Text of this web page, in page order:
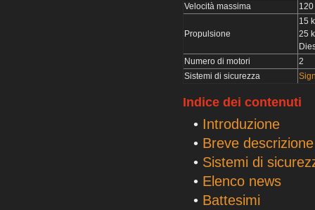
Velocità massima
Propulsione
15
25
Numero di motori
2
Sistemi di sicurezza
Indice dei contenuti
• Introduzione
• Breve
• Sistemi di
• Elenco news
• Battesimi